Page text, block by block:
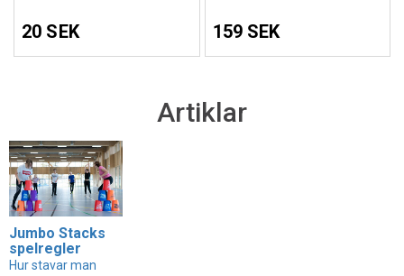
20 SEK 159 SEK
Artiklar
Jumbo Stacks
spelregler
Hur stavar man